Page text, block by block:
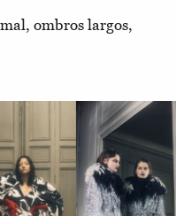
ombros largos,